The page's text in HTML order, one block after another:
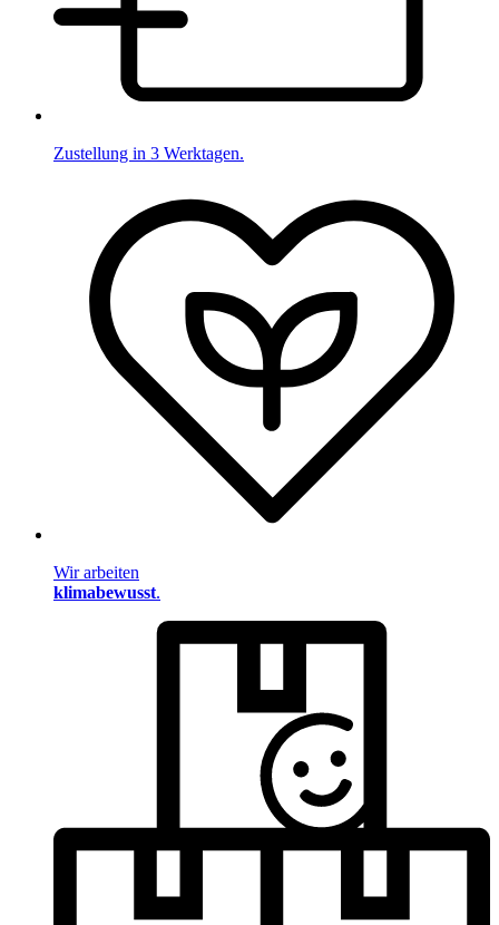
Zustellung in 3 Werktagen.
Wir arbeiten
klimabewusst.